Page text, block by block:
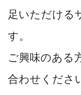
足いただける
す。
ご興味のある
合わせくださ